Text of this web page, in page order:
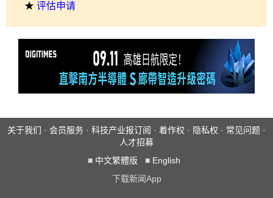
★ 评估申请
关于我们 · 会员服务 · 科技产业报订阅 · 着作权 · 隐私权 · 常见问题 ·
人才招募
■ 中文繁體版 ■ English
下载新闻App